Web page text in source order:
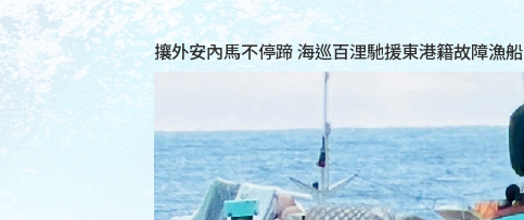
攘外安內馬不停蹄 海巡百浬馳援東港籍故障漁船